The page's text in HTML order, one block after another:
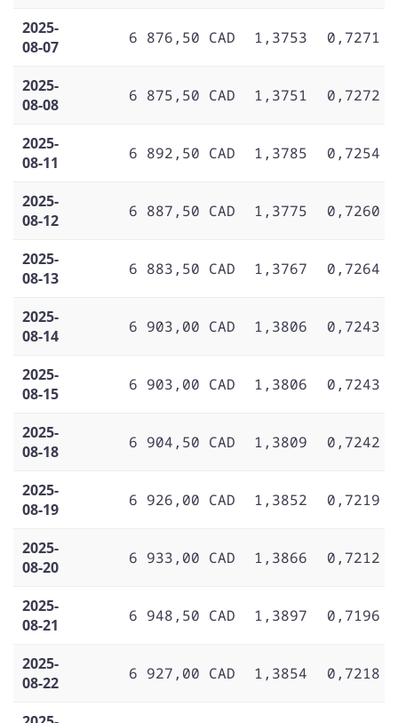
2025-
08-07
6 876,50 CAD 1,3753 0,7271
2025-
08-08
6 875,50 CAD 1,3751 0,7272
2025-
08-11
6 892,50 CAD 1,3785 0,7254
2025-
08-12
6 887,50 CAD 1,3775 0,7260
2025-
08-13
6 883,50 CAD 1,3767 0,7264
2025-
08-14
6 903,00 CAD 1,3806 0,7243
2025-
08-15
6 903,00 CAD 1,3806 0,7243
2025-
08-18
6 904,50 CAD 1,3809 0,7242
2025-
08-19
6 926,00 CAD 1,3852 0,7219
2025-
08-20
6 933,00 CAD 1,3866 0,7212
2025-
08-21
6 948,50 CAD 1,3897 0,7196
2025-
08-22
6 927,00 CAD 1,3854 0,7218